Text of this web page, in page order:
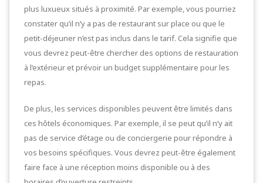
plus luxueux situés à proximité. Par exemple, vous pourriez
constater qu’il n’y a pas de restaurant sur place ou que le
petit-déjeuner n’est pas inclus dans le tarif. Cela signifie que
vous devrez peut-être chercher des options de restauration
à l’extérieur et prévoir un budget supplémentaire pour les
repas.
De plus, les services disponibles peuvent être limités dans
ces hôtels économiques. Par exemple, il se peut qu’il n’y ait
pas de service d’étage ou de conciergerie pour répondre à
vos besoins spécifiques. Vous devrez peut-être également
faire face à une réception moins disponible ou à des